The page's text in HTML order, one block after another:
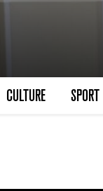
CULTURE SPORT